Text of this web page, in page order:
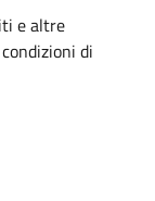
e altre
di